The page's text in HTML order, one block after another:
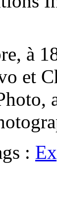
à
et
: